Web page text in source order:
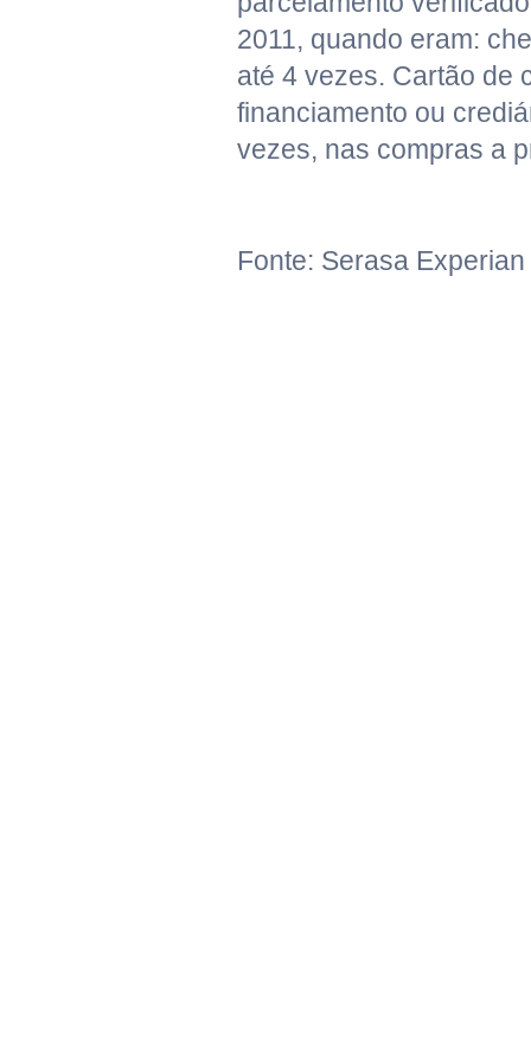
2011, quando eram:
até 4 vezes. Cartão de
financiamento ou
vezes, nas compras a
Fonte: Serasa Experian